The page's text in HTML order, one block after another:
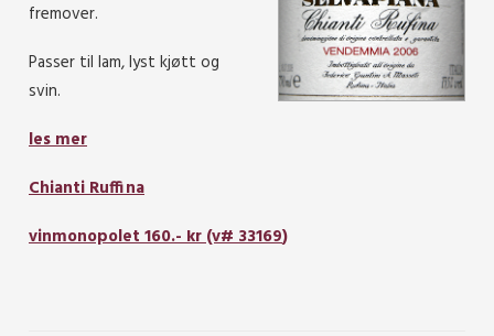
fremover.
Passer til lam, lyst kjøtt og
svin.
les mer
Chianti Ruffina
vinmonopolet 160.- kr (v#33169)